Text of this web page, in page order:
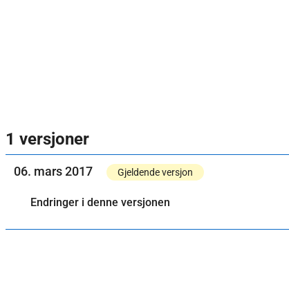
1 versjoner
06. mars 2017 Gjeldende versjon
Endringer i denne versjonen